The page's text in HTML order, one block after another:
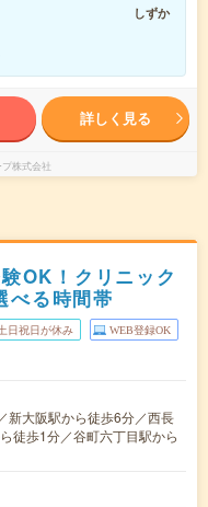
しずか
詳しく見る
株式会社
OK！クリニック
べる時間帯
日祝日が休み WEB登録OK
新大阪駅から徒歩6分／西長
徒歩1分／谷町六丁目駅から